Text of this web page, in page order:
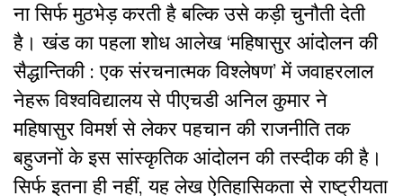
ना सिर्फ मुठभेड़ करती है बल्कि उसे कड़ी चुनौती देती
है। खंड का पहला शोध आलेख ‘महिषासुर आंदोलन की
सैद्धान्तिकी : एक संरचनात्मक विश्लेषण’ में जवाहरलाल
नेहरू विश्वविद्यालय से पीएचडी अनिल कुमार ने
महिषासुर विमर्श से लेकर पहचान की राजनीति तक
बहुजनों के इस सांस्कृतिक आंदोलन की तस्दीक की है।
सिर्फ इतना ही नहीं, यह लेख ऐतिहासिकता से राष्ट्रीयता